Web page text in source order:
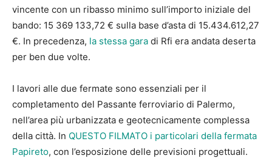
vincente con un ribasso minimo sull’importo iniziale del
bando: 15 369 133,72 € sulla base d’asta di 15.434.612,27
€. In precedenza, la stessa gara di Rfi era andata deserta
per ben due volte.
I lavori alle due fermate sono essenziali per il
completamento del Passante ferroviario di Palermo,
nell’area più urbanizzata e geotecnicamente complessa
della città. In QUESTO FILMATO i particolari della fermata
Papireto, con l’esposizione delle previsioni progettuali.